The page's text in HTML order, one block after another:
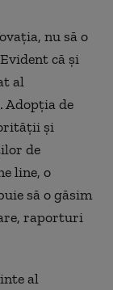
nu să o
că și
al
Adopția de
și
de
line, o
să o găsim
raporturi
al